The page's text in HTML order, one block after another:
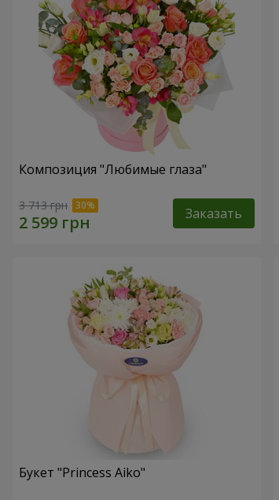
Композиция "Любимые глаза"
3 713 грн Заказать
Букет "Princess Aiko"